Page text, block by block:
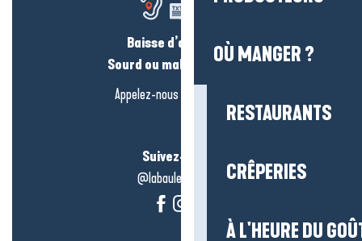
OÙ MANGER ?
RESTAURANTS
CRÊPERIES
À L'HEURE DU
Baisse d’audition ?
Sourd ou malentendant ?
Appelez-nous en
Suivez-nous !
@labauleguérande